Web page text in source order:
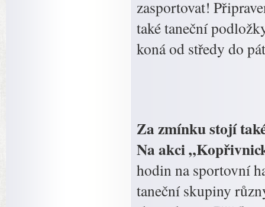
zasportovat!
také taneční
koná od středy do
Za zmínku stojí
Na akci
hodin na sportovní
taneční skupiny